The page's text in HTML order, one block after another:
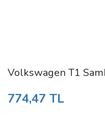
Volkswagen T1
774,47 TL